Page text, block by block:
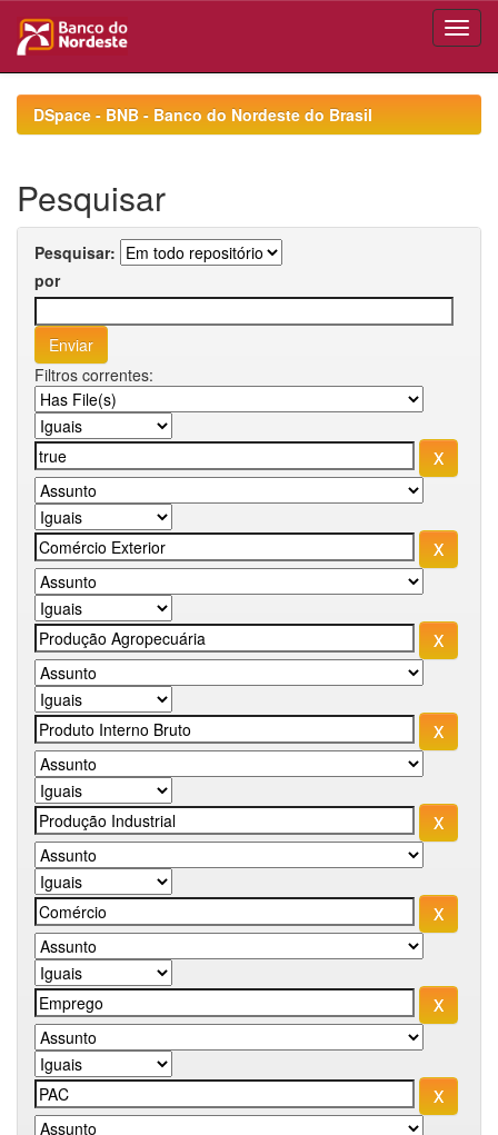
navigationDSpace - BNB - Banco do Nordeste do Brasil
Pesquisar
Pesquisar:
por
Filtros correntes: